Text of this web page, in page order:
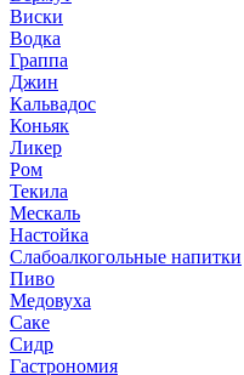
Виски
Водка
Граппа
Джин
Кальвадос
Коньяк
Ликер
Ром
Текила
Мескаль
Настойка
Слабоалкогольные напитки
Пиво
Медовуха
Саке
Сидр
Гастрономия